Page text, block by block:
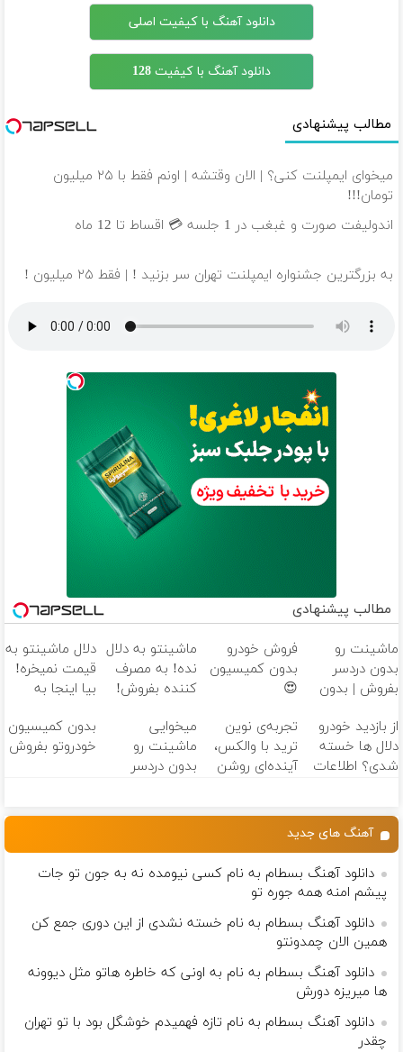
دانلود آهنگ با کیفیت اصلی
دانلود آهنگ با کیفیت 128
مطالب پیشنهادی
میخوای ایمپلنت کنی؟ | الان وقتشه | اونم فقط با ۲۵ میلیون
تومان!!!
اندولیفت صورت و غبغب در 1 جلسه 💳 اقساط تا 12 ماه
به بزرگترین جشنواره ایمپلنت تهران سر بزنید ! | فقط ۲۵ میلیون !
مطالب پیشنهادی
ماشینت رو
بدون دردسر
بفروش | بدون
فروش خودرو
بدون کمیسیون
😍
ماشینتو به دلال
نده! به مصرف
کننده بفروش!
یک تماس
دلال ماشینتو به
قیمت نمیخره!
بیا اینجا به
بفروش*فقط
خریدار واقعی*
از بازدید خودرو
دلال ها خسته
شدی؟ اطلاعات
تجربه‌ی نوین
ترید با والکس،
آینده‌ای روشن
میخوایی
ماشینت رو
بدون دردسر
بدون کمیسیون
خودروتو بفروش
آهنگ های جدید
دانلود آهنگ بسطام به نام کسی نیومده نه به جون تو جات
پیشم امنه همه جوره تو
دانلود آهنگ بسطام به نام خسته نشدی از این دوری جمع کن
همین الان چمدونتو
دانلود آهنگ بسطام به نام به اونی که خاطره هاتو مثل دیوونه
ها میریزه دورش
دانلود آهنگ بسطام به نام تازه فهمیدم خوشگل بود با تو تهران
چقدر